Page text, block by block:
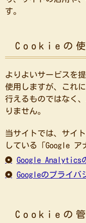
す。
Cookieの使
よりよいサービスを
使用しますが、これ
行えるものではなく
りません。
当サイトでは、サイ
している「Google ア
Google Analytics
Googleのプライバ
Cookieの管